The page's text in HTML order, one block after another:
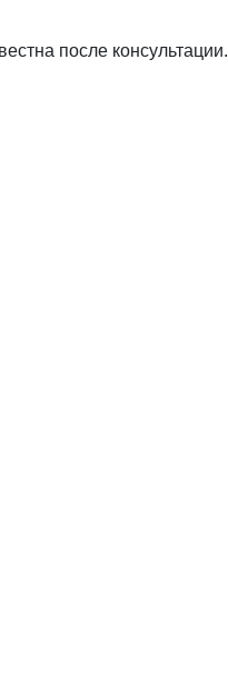
после консультации.